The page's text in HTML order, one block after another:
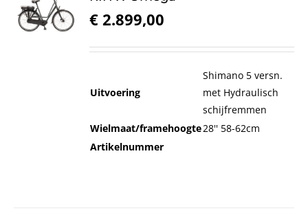
€ 2.899,00
Uitvoering
Shimano 5 versn.
met Hydraulisch
schijfremmen
Wielmaat/framehoogte28'' 58-62cm
Artikelnummer